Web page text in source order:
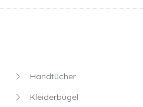
Handtücher
Kleiderbügel